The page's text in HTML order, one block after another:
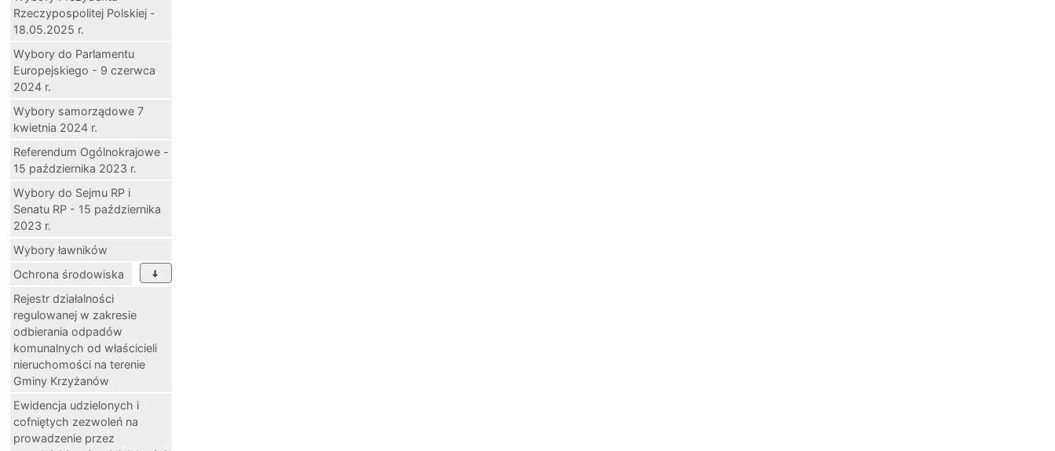
Rzeczypospolitej Polskiej -
18.05.2025 r.
Wybory do Parlamentu
Europejskiego - 9 czerwca
2024 r.
Wybory samorządowe 7
kwietnia 2024 r.
Referendum Ogólnokrajowe -
15 października 2023 r.
Wybory do Sejmu RP i
Senatu RP - 15 października
2023 r.
Wybory ławników
Ochrona środowiska
Rejestr działalności
regulowanej w zakresie
odbierania odpadów
komunalnych od właścicieli
nieruchomości na terenie
Gminy Krzyżanów
Ewidencja udzielonych i
cofniętych zezwoleń na
prowadzenie przez